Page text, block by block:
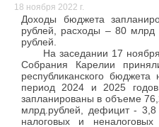
18 ноября 2022 г.
Доходы бюджета
рублей, расходы – 80
рублей.
На заседании 17 ноября
Собрания Карелии
республиканского
период 2024 и 2025
запланированы в объеме
млрд.рублей, дефицит -
налоговых и неналоговых